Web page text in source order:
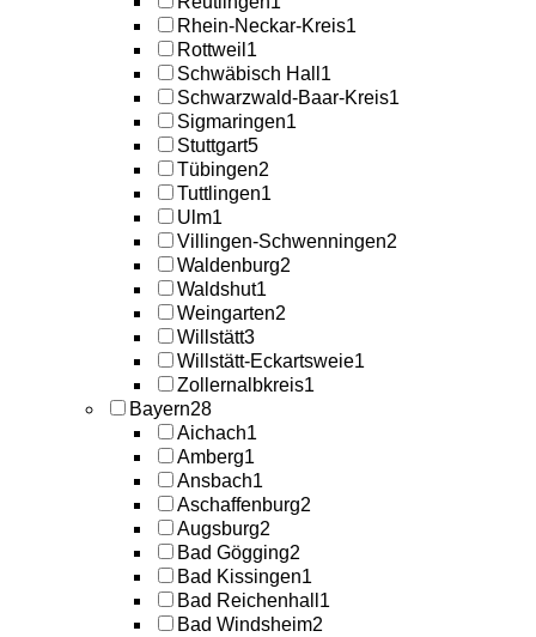
Rhein-Neckar-Kreis1
Rottweil 1
Schwäbisch Hall 1
Schwarzwald-Baar-Kreis1
Sigmaringen1
Stuttgart5
Tübingen2
Tuttlingen1
Ulm1
Villingen-Schwenningen2
Waldenburg2
Waldshut1
Weingarten2
Willstätt3
Willstätt-Eckartsweie1
Zollernalbkreis1
Bayern28
Aichach1
Amberg1
Ansbach1
Aschaffenburg2
Augsburg2
Bad Gögging2
Bad Kissingen1
Bad Reichenhall 1
Bad Windsheim2